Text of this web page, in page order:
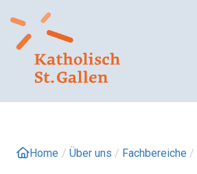
zum
Inhalt
Home / Über uns / Fachbereiche /